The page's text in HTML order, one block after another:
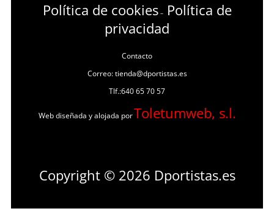
Política de cookies–Política de
privacidad
Contacto
Correo: tienda@dportistas.es
Tlf.:640 65 70 57
Web diseñada y alojada porToletumweb, s.l.
Copyright © 2026 Dportistas.es